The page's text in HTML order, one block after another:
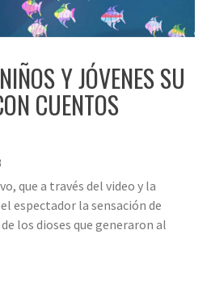
Y JÓVENES SU
CUENTOS
que a través del video y la
espectador la sensación de
los dioses que generaron al